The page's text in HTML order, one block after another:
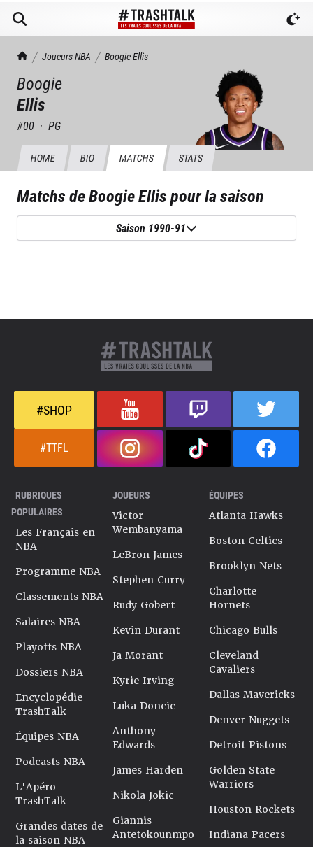
TrashTalk Actu NBA
Joueurs NBA BoogieEllis
Boogie
Ellis
#00 · PG
HOME BIO MATCHS STATS
Matchs deBoogie Ellispour la saison
Saison 1990-91
#SHOP
#TTFL
RUBRIQUES
POPULAIRES
Les Français en
NBA
Programme NBA
Classements NBA
Salaires NBA
Playoffs NBA
Dossiers NBA
Encyclopédie
TrashTalk
Équipes NBA
Podcasts NBA
L'Apéro
TrashTalk
Grandes dates de
la saison NBA
JOUEURS
Victor
Wembanyama
LeBron James
Stephen Curry
Rudy Gobert
Kevin Durant
Ja Morant
Kyrie Irving
Luka Doncic
Anthony
Edwards
James Harden
Nikola Jokic
Giannis
Antetokounmpo
ÉQUIPES
Atlanta Hawks
Boston Celtics
Brooklyn Nets
Charlotte
Hornets
Chicago Bulls
Cleveland
Cavaliers
Dallas Mavericks
Denver Nuggets
Detroit Pistons
Golden State
Warriors
Houston Rockets
Indiana Pacers